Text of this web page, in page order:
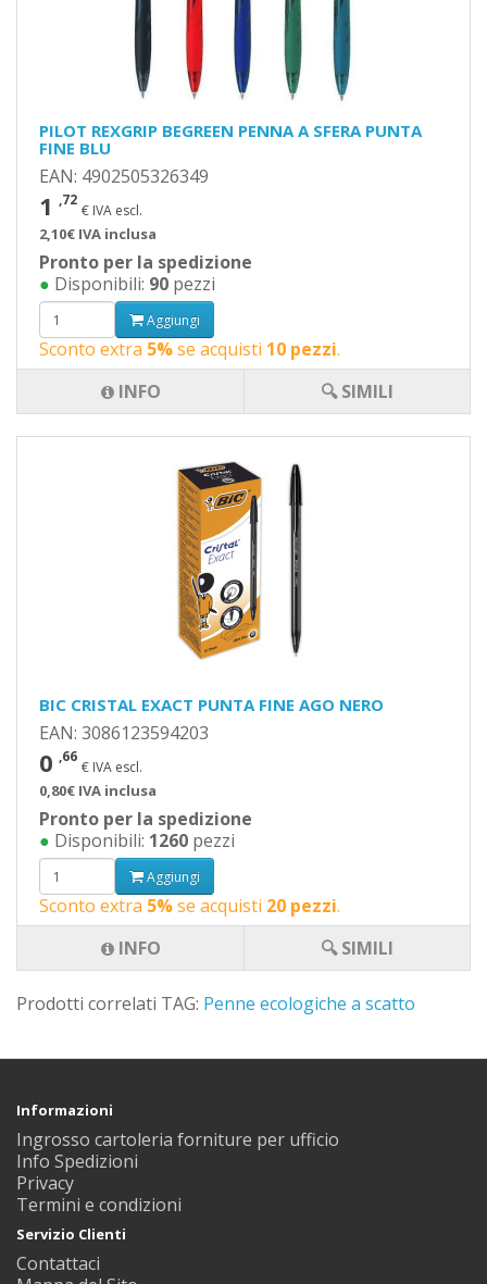
BIC CRISTAL EXACT PUNTA FINE AGO NERO
EAN: 3086123594203
0 ,66
€ IVA escl.
0,80€ IVA inclusa
Pronto per la spedizione
● Disponibili: 1260 pezzi
Aggiungi
Sconto extra 5%se acquisti 20 pezzi.
INFO
🔍 SIMILI
PILOT REXGRIP BEGREEN PENNA A SFERA PUNTA
FINE BLU
EAN: 4902505326349
1 ,72
€ IVA escl.
2,10€ IVA inclusa
Pronto per la spedizione
● Disponibili: 90 pezzi
Aggiungi
Sconto extra 5%se acquisti 10 pezzi.
INFO
🔍 SIMILI
Prodotti correlati TAG: Penne ecologiche a scatto
Informazioni
Ingrosso cartoleria forniture per ufficio
Info Spedizioni
Privacy
Termini e condizioni
Servizio Clienti
Contattaci